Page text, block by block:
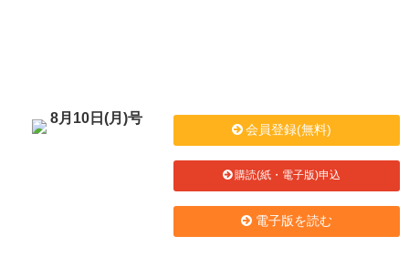
8月10日(月)号
会員登録(無料)
購読(紙・電子版)申込
電子版を読む